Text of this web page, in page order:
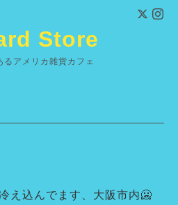
Store
るアメリカ雑貨カフェ
え込んでます、大阪市内🥶